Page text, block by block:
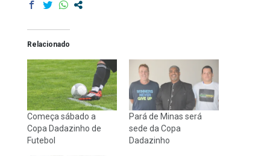
Relacionado
Começa sábado a
Copa Dadazinho de
Futebol
Pará de Minas será
sede da Copa
Dadazinho